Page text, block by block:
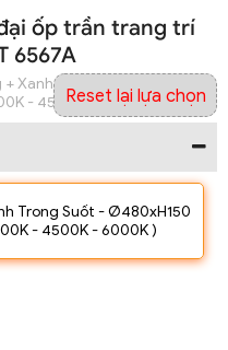
ốp trần trang trí
6567A
Xanh cánh Trong Suốt -
- 4500K - 6000K )
Trong Suốt - Ø480xH150
- 4500K - 6000K )
Reset lại lựa chọn